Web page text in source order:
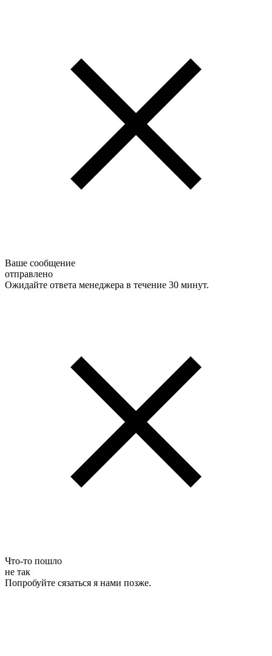
Ваше сообщение
отправлено
Ожидайте ответа менеджера в течение 30 минут.
Что-то пошло
не так
Попробуйте сязаться я нами позже.